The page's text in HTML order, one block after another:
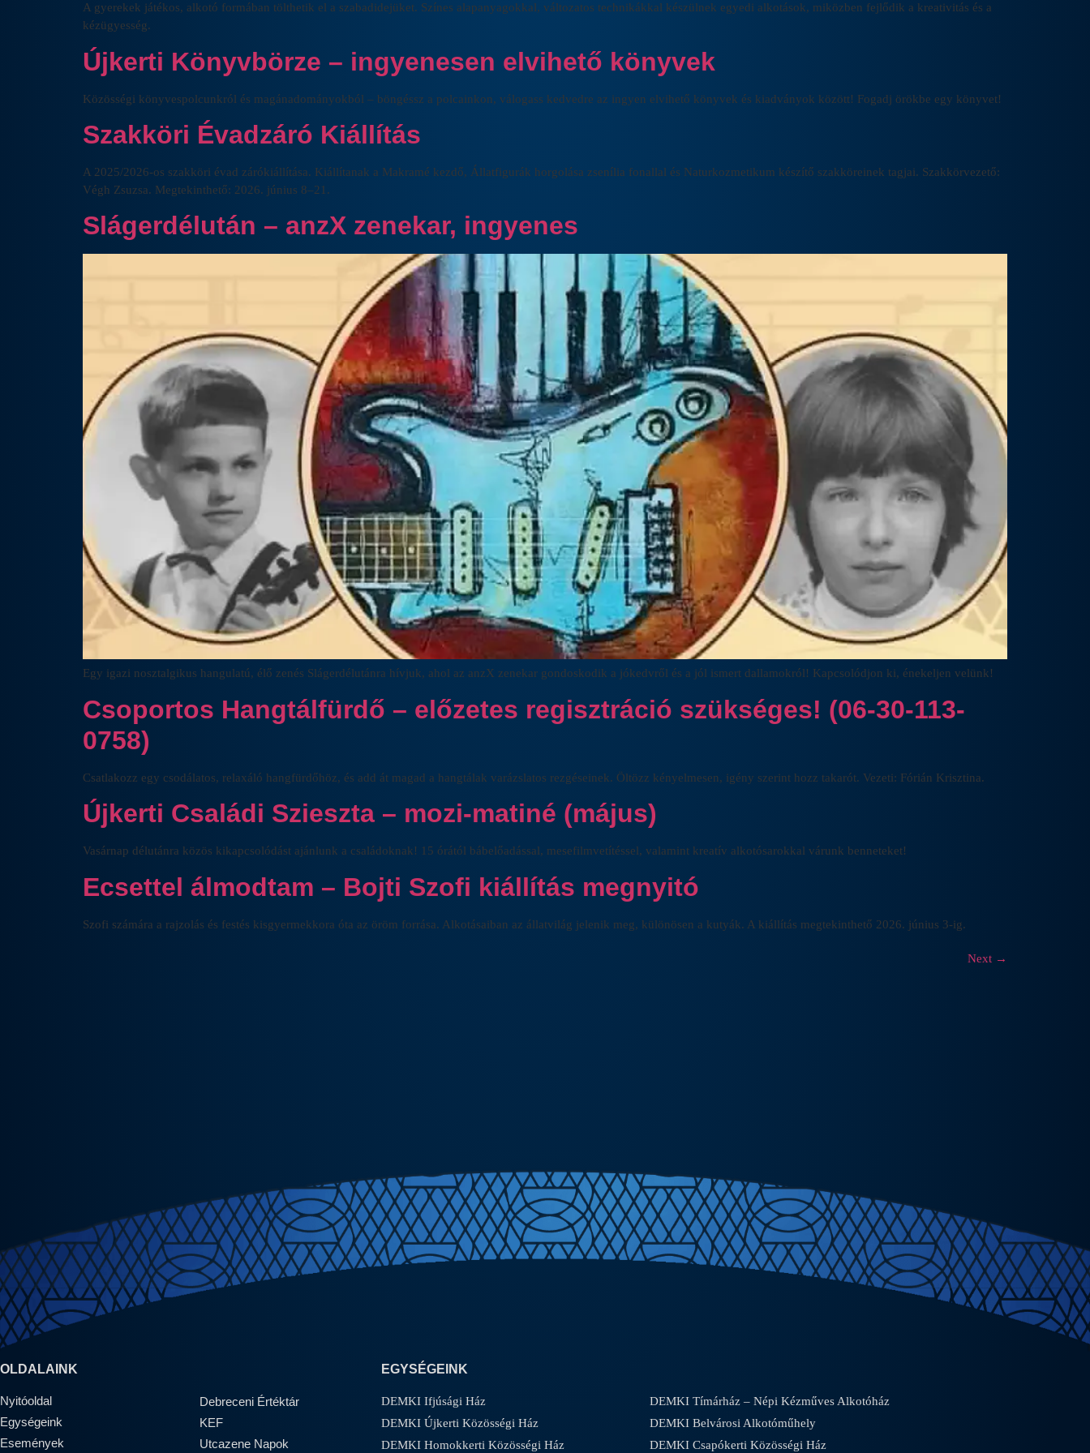
A gyerekek játékos, alkotó formában tölthetik el a szabadidejüket. Színes alapanyagokkal, változatos technikákkal készülnek egyedi alkotások, miközben fejlődik a kreativitás és a
kézügyesség.
Újkerti Könyvbörze – ingyenesen elvihető könyvek
Közösségi könyvespolcunkról és magánadományokból – böngéssz a polcainkon, válogass kedvedre az ingyen elvihető könyvek és kiadványok között! Fogadj örökbe egy könyvet!
Szakköri Évadzáró Kiállítás
A 2025/2026-os szakköri évad zárókiállítása. Kiállítanak a Makramé kezdő, Állatfigurák horgolása zsenília fonallal és Naturkozmetikum készítő szakköreinek tagjai. Szakkörvezető:
Végh Zsuzsa. Megtekinthető: 2026. június 8–21.
Slágerdélután – anzX zenekar, ingyenes
Egy igazi nosztalgikus hangulatú, élő zenés Slágerdélutánra hívjuk, ahol az anzX zenekar gondoskodik a jókedvről és a jól ismert dallamokról! Kapcsolódjon ki, énekeljen velünk!
Csoportos Hangtálfürdő – előzetes regisztráció szükséges! (06-30-113-
0758)
Csatlakozz egy csodálatos, relaxáló hangfürdőhöz, és add át magad a hangtálak varázslatos rezgéseinek. Öltözz kényelmesen, igény szerint hozz takarót. Vezeti: Fórián Krisztina.
Újkerti Családi Szieszta – mozi-matiné (május)
Vasárnap délutánra közös kikapcsolódást ajánlunk a családoknak! 15 órától bábelőadással, mesefilmvetítéssel, valamint kreatív alkotósarokkal várunk benneteket!
Ecsettel álmodtam – Bojti Szofi kiállítás megnyitó
Szofi számára a rajzolás és festés kisgyermekkora óta az öröm forrása. Alkotásaiban az állatvilág jelenik meg, különösen a kutyák. A kiállítás megtekinthető 2026. június 3-ig.
Next →
OLDALAINK
Nyitóoldal
Egységeink
Események
Debreceni Értéktár
KEF
Utcazene Napok
EGYSÉGEINK
DEMKI Ifjúsági Ház
DEMKI Tímárház – Népi Kézműves Alkotóház
DEMKI Újkerti Közösségi Ház
DEMKI Belvárosi Alkotóműhely
DEMKI Homokkerti Közösségi Ház
DEMKI Csapókerti Közösségi Ház